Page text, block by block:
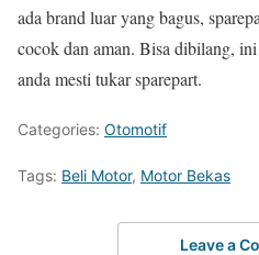
ada brand luar yang bagus,
cocok dan aman. Bisa dibilang,
anda mesti tukar sparepart.
Categories: Otomotif
Tags: Beli Motor, Motor Bekas
Leave a